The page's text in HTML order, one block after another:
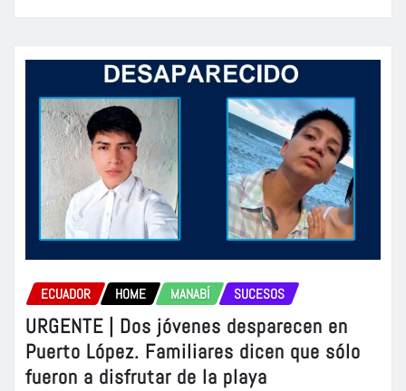
ECUADOR HOME MANABÍ SUCESOS
URGENTE | Dos jóvenes desparecen en
Puerto López. Familiares dicen que sólo
fueron a disfrutar de la playa